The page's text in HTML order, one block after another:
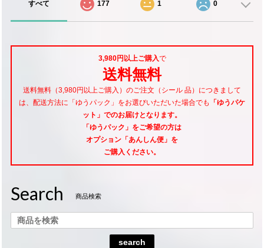
すべて 177 1 0
3,980円以上ご購入で
送料無料
送料無料（3,980円以上ご購入）のご注文（シール 品）につきまして
は、配送方法に「ゆうパック」をお選びいただいた場合でも
「ゆうパケ
ット」でのお届けとなります。
「ゆうパック」をご希望の方は
オプション「あんしん便」 を
ご購入ください。
Search 商品検索
search